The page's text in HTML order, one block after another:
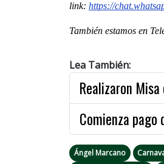
link: https://
También estamos en
Lea También:
Realizaron
Comienza
Ángel Marcano